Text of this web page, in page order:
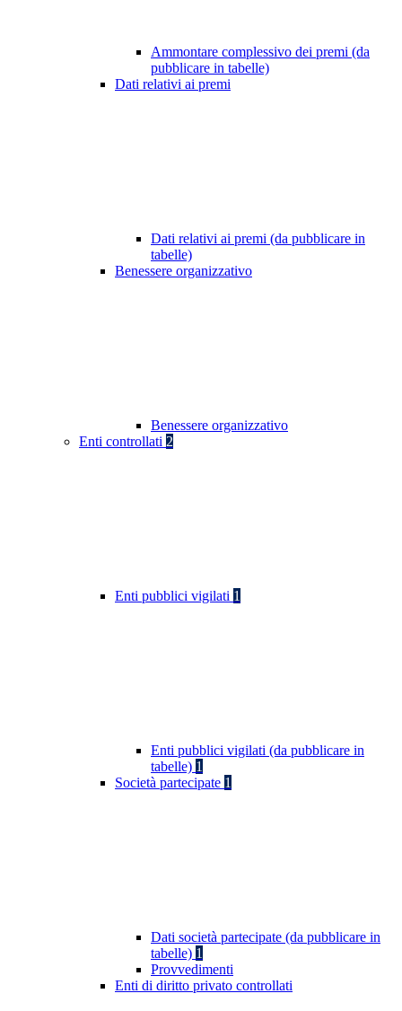
Ammontare complessivo dei premi (da
pubblicare in tabelle)
Dati relativi ai premi
Dati relativi ai premi (da pubblicare in
tabelle)
Benessere organizzativo
Benessere organizzativo
Enti controllati 2
Enti pubblici vigilati 1
Enti pubblici vigilati (da pubblicare in
tabelle) 1
Società partecipate 1
Dati società partecipate (da pubblicare in
tabelle) 1
Provvedimenti
Enti di diritto privato controllati